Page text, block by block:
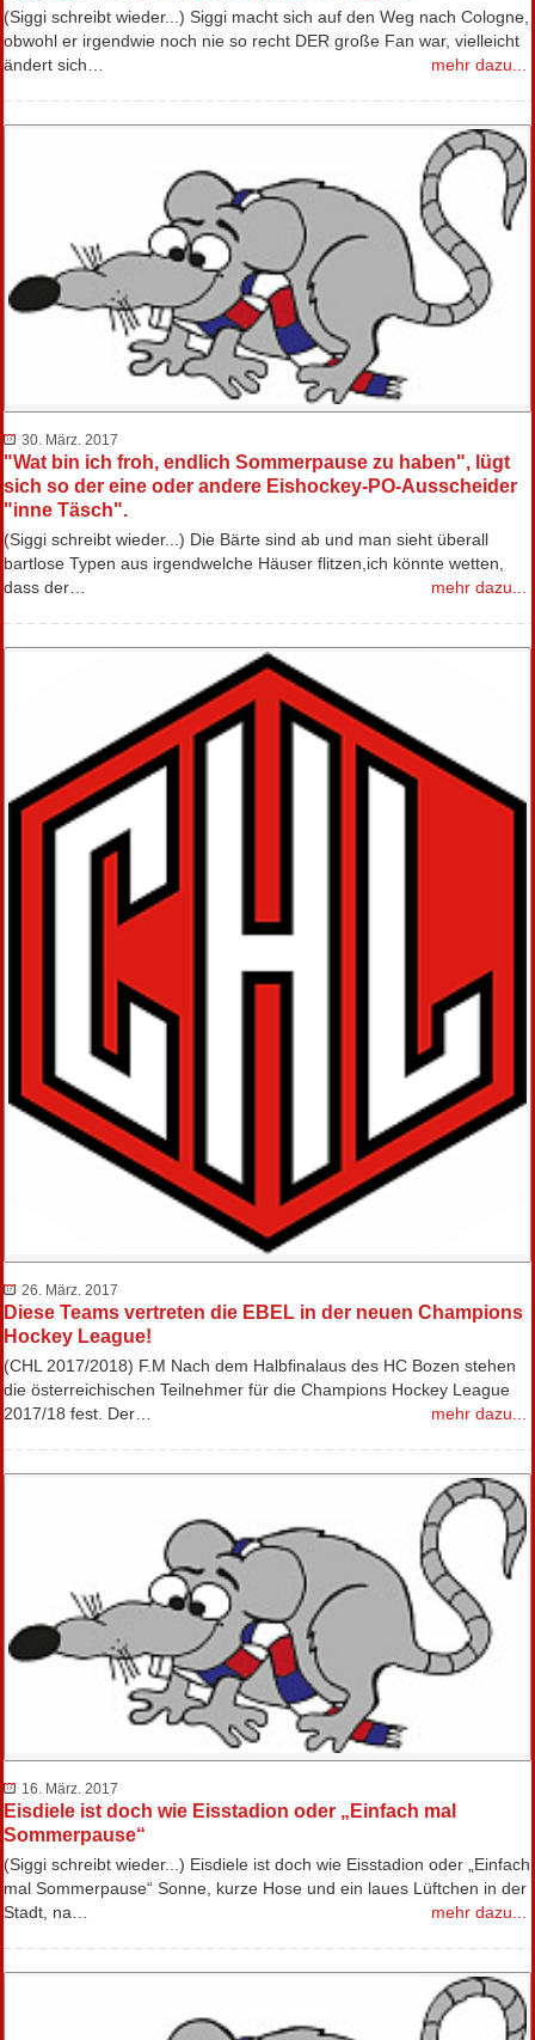
(Siggi schreibt wieder...) Siggi macht sich auf den Weg nach Cologne,
obwohl er irgendwie noch nie so recht DER große Fan war, vielleicht
ändert sich…
mehr dazu...
30. März. 2017
"Wat bin ich froh, endlich Sommerpause zu haben", lügt
sich so der eine oder andere Eishockey-PO-Ausscheider
"inne Täsch".
(Siggi schreibt wieder...) Die Bärte sind ab und man sieht überall
bartlose Typen aus irgendwelche Häuser flitzen,ich könnte wetten,
dass der…
mehr dazu...
26. März. 2017
Diese Teams vertreten die EBEL in der neuen Champions
Hockey League!
(CHL 2017/2018) F.M Nach dem Halbfinalaus des HC Bozen stehen
die österreichischen Teilnehmer für die Champions Hockey League
2017/18 fest. Der…
mehr dazu...
16. März. 2017
Eisdiele ist doch wie Eisstadion oder „Einfach mal
Sommerpause“
(Siggi schreibt wieder...) Eisdiele ist doch wie Eisstadion oder „Einfach
mal Sommerpause“ Sonne, kurze Hose und ein laues Lüftchen in der
Stadt, na…
mehr dazu...